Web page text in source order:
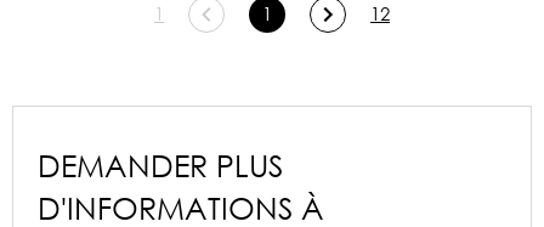
1 1 12
DEMANDER PLUS
D'INFORMATIONS À